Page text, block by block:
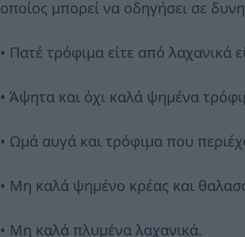
οποίος μπορεί να οδηγήσει σε
• Πατέ τρόφιμα είτε από λαχανικά
• Άψητα και όχι καλά ψημένα
• Ωμά αυγά και τρόφιμα που
• Μη καλά ψημένο κρέας και
• Μη καλά πλυμένα λαχανικά.